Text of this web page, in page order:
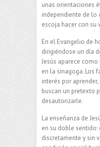
unas orientaciones
independiente de lo
escoja hacer con su
En el Evangelio de
dirigiéndose un día
Jesús aparece
en la sinagoga. Los
interés por
buscan un pretexto
desautorizarle.
La enseñanza de
en su doble sentido:
discretamente y sin